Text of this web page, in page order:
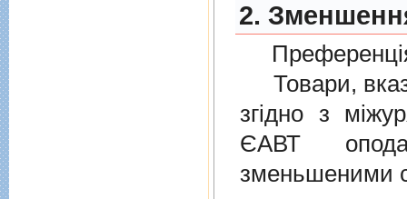
2.
Товари,
згiдно з
ЄАВТ
зменьшеними